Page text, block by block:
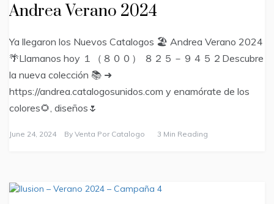
Andrea Verano 2024
Ya llegaron los Nuevos Catalogos 🏖️ Andrea Verano 2024
🌴Llamanos hoy １（８００） ８２５－９４５２Descubre
la nueva colección 📚 ➜
https://andrea.catalogosunidos.com y enamórate de los
colores🌻, diseños🌷
June 24, 2024 By Venta Por Catalogo 3 Min Reading